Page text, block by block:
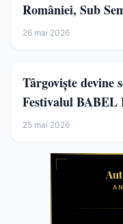
României, Sub
26 mai 2026
Târgoviște devine
Festivalul BABEL
25 mai 2026